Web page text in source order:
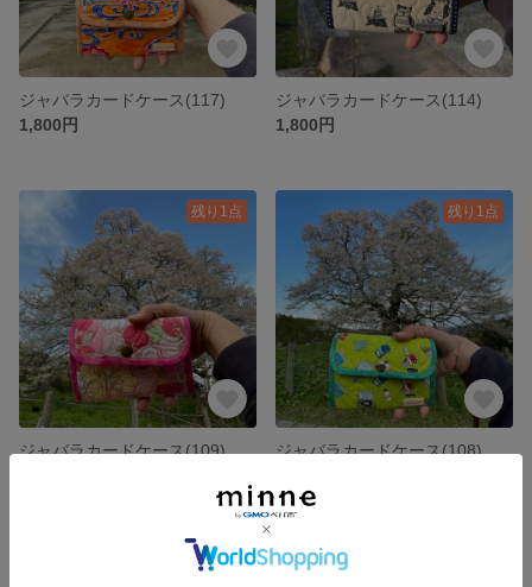
ジャバラカードケース(117)
1,800円
ジャバラカードケース(114)
1,800円
残り1点
ジャバラカードケース(109)
残り1点
ジャバラカードケース(108)
残り1点